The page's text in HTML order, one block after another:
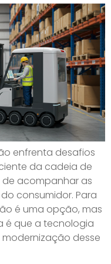
enfrenta desafios
da cadeia de
acompanhar as
consumidor. Para
é uma opção, mas
é que a tecnologia
desse